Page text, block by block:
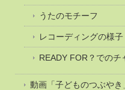
うたのモチーフ
レコーディングの様子
READY FOR？でのチ
動画「子どものつぶやき